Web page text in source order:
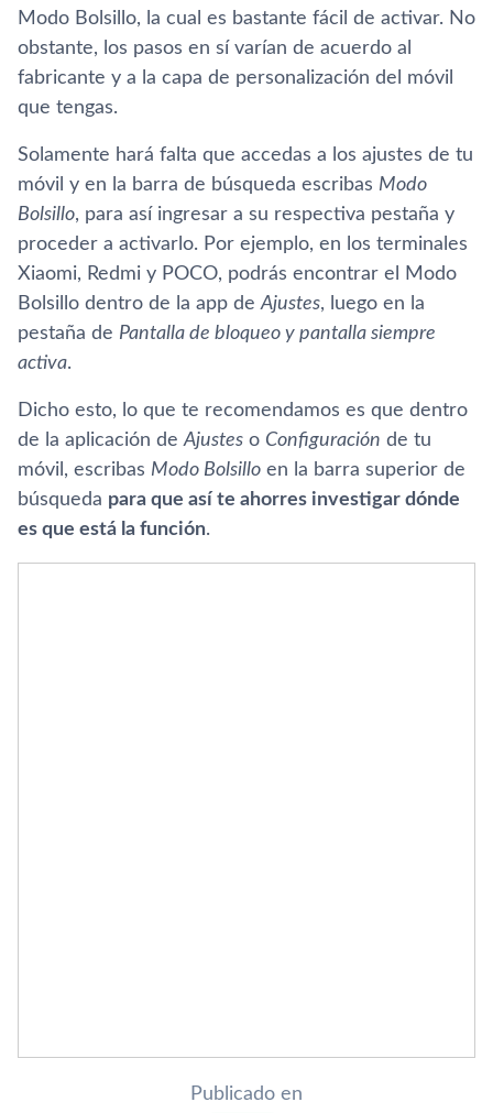
Modo Bolsillo, la cual es bastante fácil de activar. No
obstante, los pasos en sí varían de acuerdo al
fabricante y a la capa de personalización del móvil
que tengas.
Solamente hará falta que accedas a los ajustes de tu
móvil y en la barra de búsqueda escribas Modo
Bolsillo, para así ingresar a su respectiva pestaña y
proceder a activarlo. Por ejemplo, en los terminales
Xiaomi, Redmi y POCO, podrás encontrar el Modo
Bolsillo dentro de la app deAjustes, luego en la
pestaña de Pantalla de bloqueo y pantalla siempre
activa.
Dicho esto, lo que te recomendamos es que dentro
de la aplicación deAjustes o Configuración de tu
móvil, escribas Modo Bolsillo en la barra superior de
búsqueda para que así te ahorres investigar dónde
es que está la función.
Publicado en